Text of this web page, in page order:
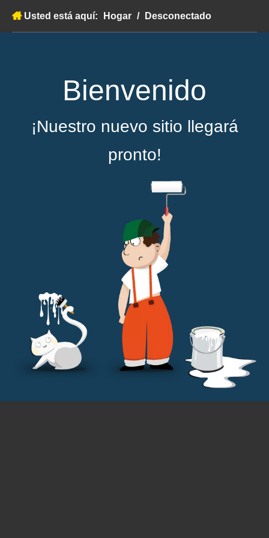
Usted está aquí: Hogar / Desconectado
Bienvenido
¡Nuestro nuevo sitio llegará
pronto!